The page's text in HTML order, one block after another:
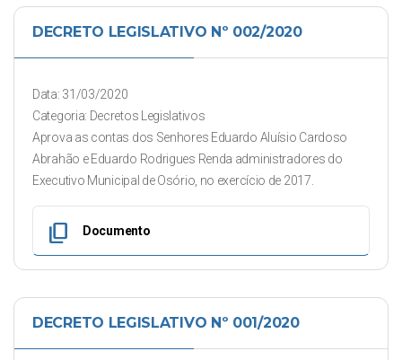
DECRETO LEGISLATIVO Nº 002/2020
Data: 31/03/2020
Categoria: Decretos Legislativos
Aprova as contas dos Senhores Eduardo Aluísio Cardoso
Abrahão e Eduardo Rodrigues Renda administradores do
Executivo Municipal de Osório, no exercício de 2017.
content_copy Documento
DECRETO LEGISLATIVO Nº 001/2020